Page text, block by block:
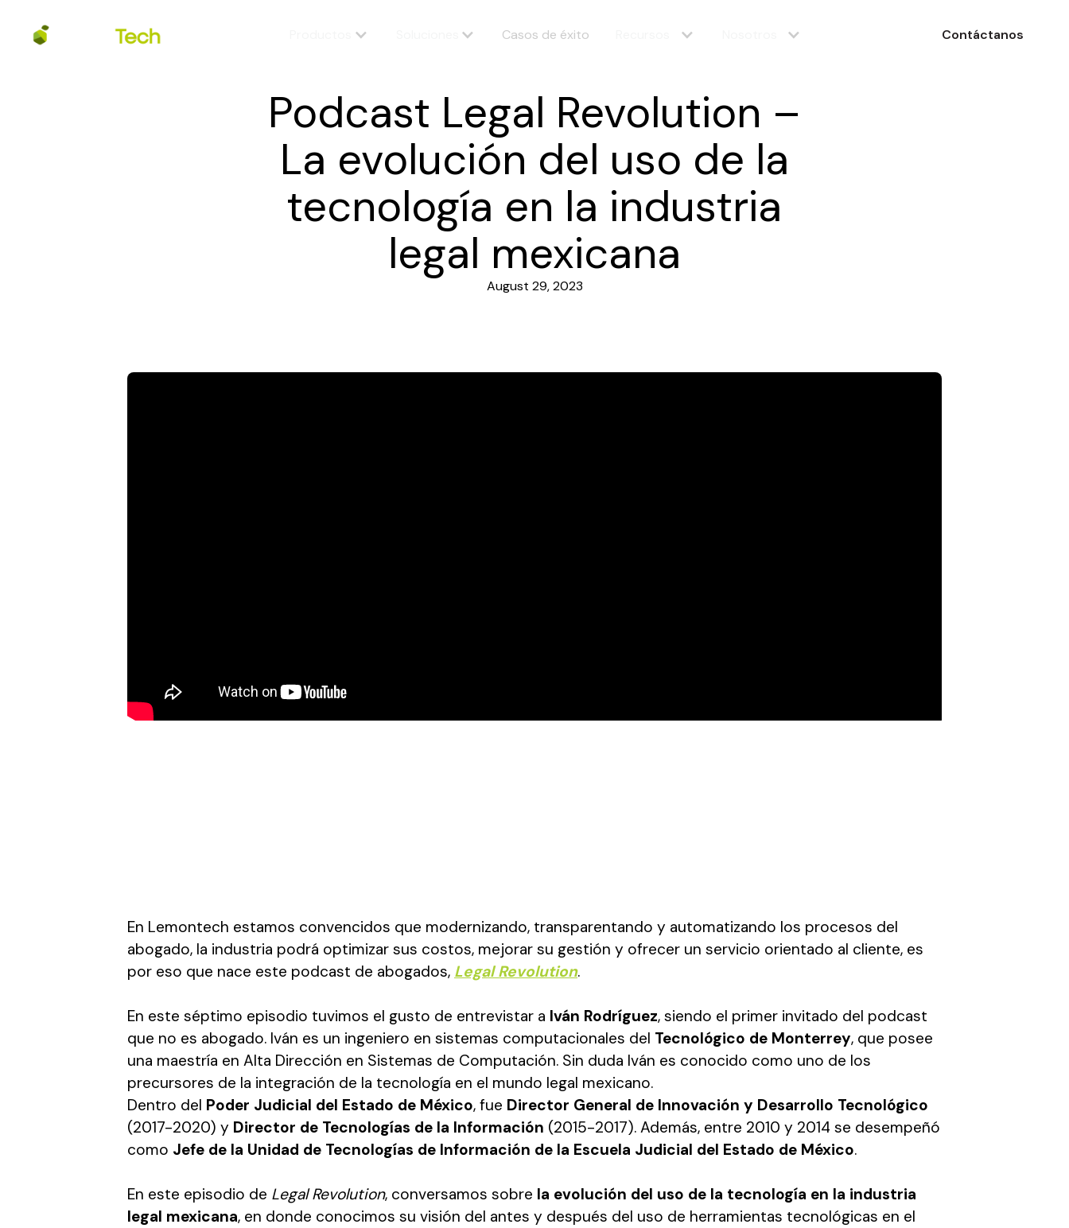
Casos de éxito Contáctanos
Podcast Legal Revolution –
La evolución del uso de la
tecnología en la industria
legal mexicana
August 29, 2023
En Lemontech estamos convencidos que modernizando, transparentando y automatizando los procesos del
abogado, la industria podrá optimizar sus costos, mejorar su gestión y ofrecer un servicio orientado al cliente, es
por eso que nace este podcast de abogados, Legal Revolution.
En este séptimo episodio tuvimos el gusto de entrevistar a Iván Rodríguez, siendo el primer invitado del podcast
que no es abogado. Iván es un ingeniero en sistemas computacionales del Tecnológico de Monterrey, que posee
una maestría en Alta Dirección en Sistemas de Computación. Sin duda Iván es conocido como uno de los
precursores de la integración de la tecnología en el mundo legal mexicano.
Dentro del Poder Judicial del Estado de México, fue Director General de Innovación y Desarrollo Tecnológico
(2017-2020) y Director de Tecnologías de la Información (2015-2017). Además, entre 2010 y 2014 se desempeñó
como Jefe de la Unidad de Tecnologías de Información de la Escuela Judicial del Estado de México.
En este episodio de Legal Revolution, conversamos sobre la evolución del uso de la tecnología en la industria
legal mexicana, en donde conocimos su visión del antes y después del uso de herramientas tecnológicas en el